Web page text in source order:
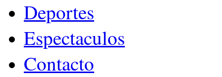
Deportes
Espectaculos
Contacto